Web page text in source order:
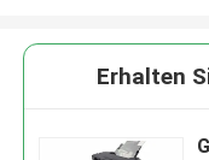
Erhalten